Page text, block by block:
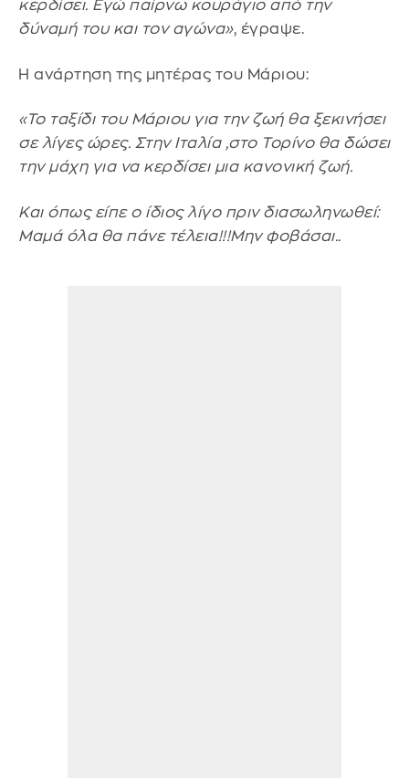
κερδίσει. Εγώ παίρνω κουράγιο από την
δύναμή του και τον αγώνα», έγραψε.
Η ανάρτηση της μητέρας του Μάριου:
«Το ταξίδι του Μάριου για την ζωή θα ξεκινήσει
σε λίγες ώρες. Στην Ιταλία ,στο Τορίνο θα δώσει
την μάχη για να κερδίσει μια κανονική ζωή.
Και όπως είπε ο ίδιος λίγο πριν διασωληνωθεί:
Μαμά όλα θα πάνε τέλεια!!!Μην φοβάσαι..